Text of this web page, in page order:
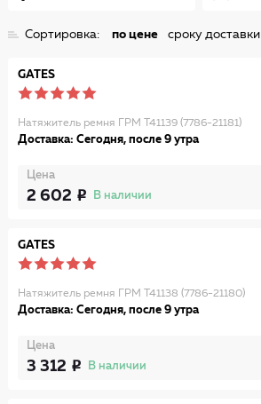
Сортировка: по цене сроку доставки
GATES
Натяжитель ремня ГРМ T41139 (7786-21181)
Доставка: Сегодня, после 9 утра
Цена
2 602 В наличии
GATES
Натяжитель ремня ГРМ T41138 (7786-21180)
Доставка: Сегодня, после 9 утра
Цена
3 312 В наличии